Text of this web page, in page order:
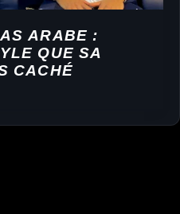
ARABE :
QUE SA
CACHÉ